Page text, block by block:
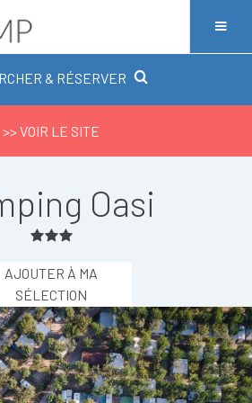
& RÉSERVER
>> VOIR LE SITE
Oasi
AJOUTER À MA
SÉLECTION